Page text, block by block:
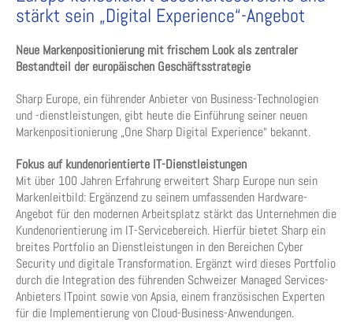
stärkt sein „Digital Experience“-Angebot
Neue Markenpositionierung mit frischem Look als zentraler
Bestandteil der europäischen Geschäftsstrategie
Sharp Europe, ein führender Anbieter von Business-Technologien
und -dienstleistungen, gibt heute die Einführung seiner neuen
Markenpositionierung „One Sharp Digital Experience“ bekannt.
Fokus auf kundenorientierte IT-Dienstleistungen
Mit über 100 Jahren Erfahrung erweitert Sharp Europe nun sein
Markenleitbild: Ergänzend zu seinem umfassenden Hardware-
Angebot für den modernen Arbeitsplatz stärkt das Unternehmen die
Kundenorientierung im IT-Servicebereich. Hierfür bietet Sharp ein
breites Portfolio an Dienstleistungen in den Bereichen Cyber
Security und digitale Transformation. Ergänzt wird dieses Portfolio
durch die Integration des führenden Schweizer Managed Services-
Anbieters ITpoint sowie von Apsia, einem französischen Experten
für die Implementierung von Cloud-Business-Anwendungen.